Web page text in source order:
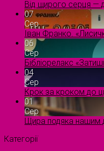
Від щирого серця —
07
Сер
Іван Франко.
06
Сер
Бібліорелакс
04
Сер
Крок за кроком до
01
Сер
Щира подяка нашим
Категорії